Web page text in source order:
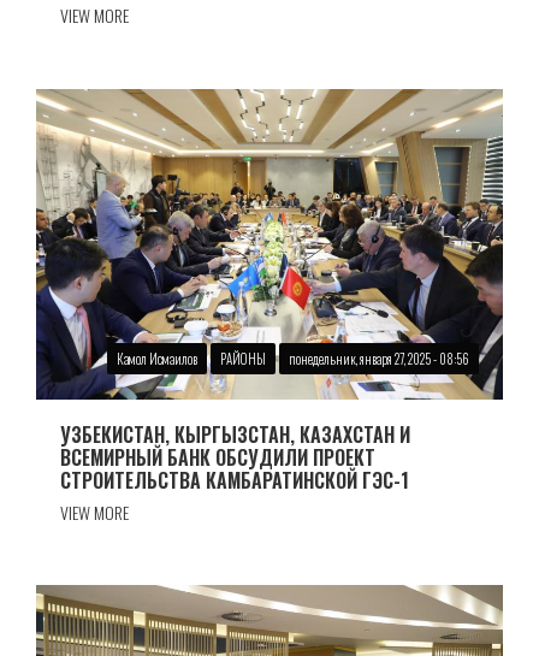
VIEW MORE
Камол Исмаилов РАЙОНЫ понедельник, января 27, 2025 - 08:56
УЗБЕКИСТАН, КЫРГЫЗСТАН, КАЗАХСТАН И
ВСЕМИРНЫЙ БАНК ОБСУДИЛИ ПРОЕКТ
СТРОИТЕЛЬСТВА КАМБАРАТИНСКОЙ ГЭС-1
VIEW MORE